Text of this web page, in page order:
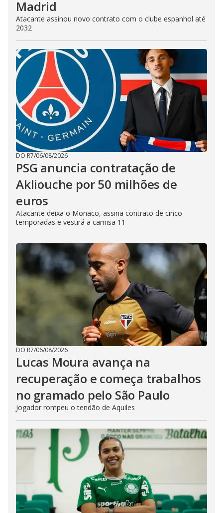
Madrid
Atacante assinou novo contrato com o clube espanhol até
2032
DO R7/06/08/2026
PSG anuncia contratação de
Akliouche por 50 milhões de
euros
Atacante deixa o Monaco, assina contrato de cinco
temporadas e vestirá a camisa 11
DO R7/06/08/2026
Lucas Moura avança na
recuperação e começa trabalhos
no gramado pelo São Paulo
Jogador rompeu o tendão de Aquiles